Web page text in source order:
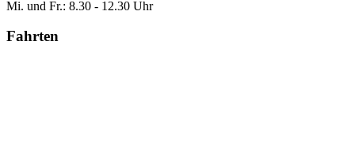
Mi. und Fr.: 8.30 - 12.30 Uhr
Fahrten